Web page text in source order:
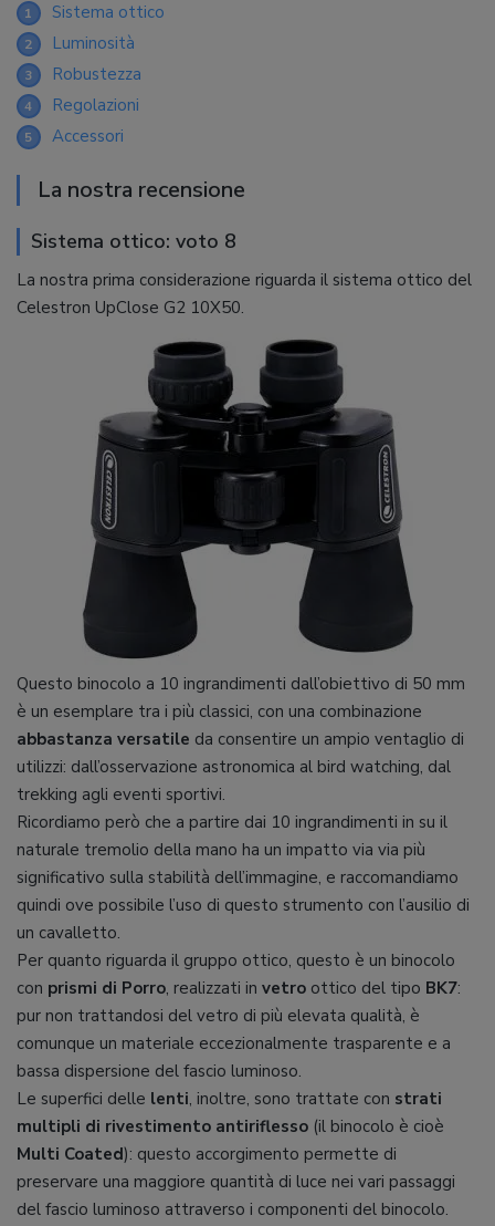
1 Sistema ottico
2 Luminosità
3 Robustezza
4 Regolazioni
5 Accessori
La nostra recensione
Sistema ottico: voto 8
La nostra prima considerazione riguarda il sistema ottico del
Celestron UpClose G2 10X50.
Questo binocolo a 10 ingrandimenti dall’obiettivo di 50 mm
è un esemplare tra i più classici, con una combinazione
abbastanza versatile da consentire un ampio ventaglio di
utilizzi: dall’osservazione astronomica al bird watching, dal
trekking agli eventi sportivi.
Ricordiamo però che a partire dai 10 ingrandimenti in su il
naturale tremolio della mano ha un impatto via via più
significativo sulla stabilità dell’immagine, e raccomandiamo
quindi ove possibile l’uso di questo strumento con l’ausilio di
un cavalletto.
Per quanto riguarda il gruppo ottico, questo è un binocolo
con prismi di Porro, realizzati in vetro ottico del tipo BK7:
pur non trattandosi del vetro di più elevata qualità, è
comunque un materiale eccezionalmente trasparente e a
bassa dispersione del fascio luminoso.
Le superfici delle lenti, inoltre, sono trattate con strati
multipli di rivestimento antiriflesso (il binocolo è cioè
Multi Coated): questo accorgimento permette di
preservare una maggiore quantità di luce nei vari passaggi
del fascio luminoso attraverso i componenti del binocolo.